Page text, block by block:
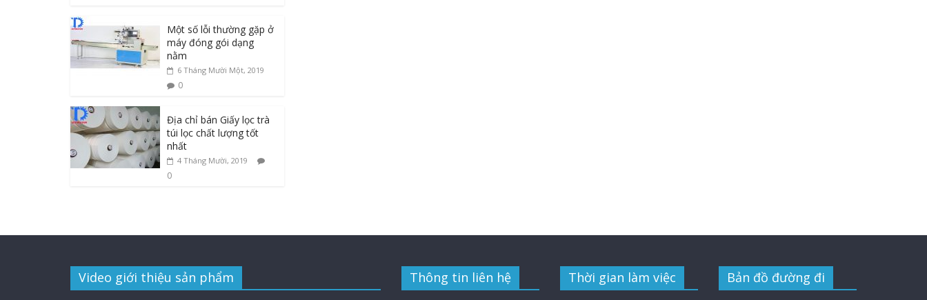
Một số lỗi thường gặp ở
máy đóng gói dạng
nằm
6 Tháng Mười Một, 2019
0
Địa chỉ bán Giấy lọc trà
túi lọc chất lượng tốt
nhất
4 Tháng Mười, 2019
0
Video giới thiệu sản phẩm Thông tin liên hệ Thời gian làm việc Bản đồ đường đi